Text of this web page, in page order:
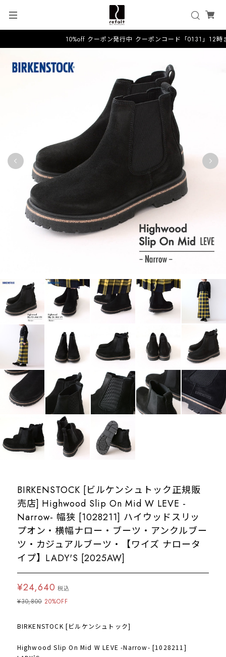
10%off クーポン発行中 クーポンコード「0131」12時
BIRKENSTOCK [ビルケンシュトック正規販
売店] Highwood Slip On Mid W LEVE -
Narrow- 幅狭 [1028211] ハイウッドスリッ
プオン・横幅ナロー・ブーツ・アンクルブー
ツ・カジュアルブーツ・【ワイズ ナロータ
イプ】LADY'S [2025AW]
¥24,640 税込
¥30,800 20%OFF
BIRKENSTOCK [ビルケンシュトック]
Highwood Slip On Mid W LEVE -Narrow- [1028211]